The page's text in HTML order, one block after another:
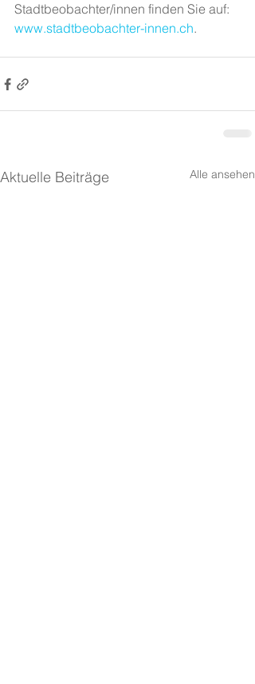
Stadtbeobachter/innen finden Sie auf:
www.stadtbeobachter-innen.ch.
Aktuelle Beiträge Alle ansehen